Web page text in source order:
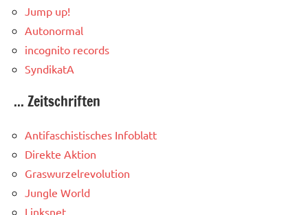
Jump up!
Autonormal
incognito records
SyndikatA
... Zeitschriften
Antifaschistisches Infoblatt
Direkte Aktion
Graswurzelrevolution
Jungle World
Linksnet